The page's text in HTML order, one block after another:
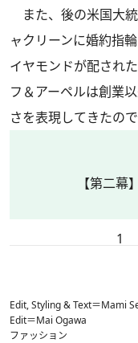
また、後の米国大
ャクリーンに婚約指
イヤモンドが配され
フ＆アーペルは創業
さを表現してきたので
【第二
1
Edit, Styling & Text＝
Edit＝Mai Ogawa
ファッション